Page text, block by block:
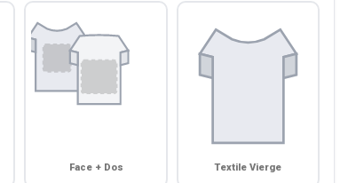
Face + Dos Textile Vierge